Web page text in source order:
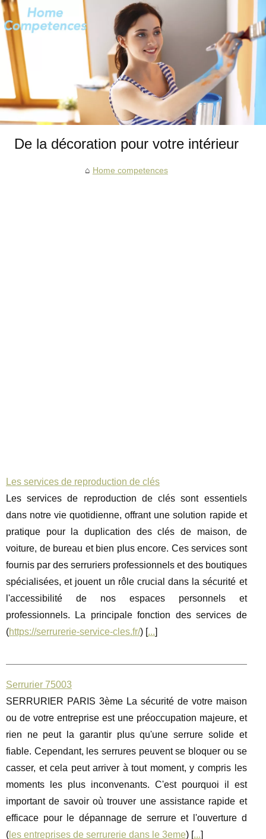
De la décoration pour votre intérieur
Home competences
Les services de reproduction de clés
Les services de reproduction de clés sont essentiels
dans notre vie quotidienne, offrant une solution rapide et
pratique pour la duplication des clés de maison, de
voiture, de bureau et bien plus encore. Ces services sont
fournis par des serruriers professionnels et des boutiques
spécialisées, et jouent un rôle crucial dans la sécurité et
l'accessibilité de nos espaces personnels et
professionnels. La principale fonction des services de
(https://serrurerie-service-cles.fr/) [...]
Serrurier 75003
SERRURIER PARIS 3ème La sécurité de votre maison
ou de votre entreprise est une préoccupation majeure, et
rien ne peut la garantir plus qu'une serrure solide et
fiable. Cependant, les serrures peuvent se bloquer ou se
casser, et cela peut arriver à tout moment, y compris les
moments les plus inconvenants. C'est pourquoi il est
important de savoir où trouver une assistance rapide et
efficace pour le dépannage de serrure et l'ouverture d
( les entreprises de serrurerie dans le 3eme) [...]